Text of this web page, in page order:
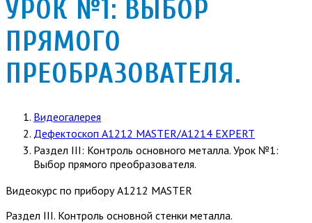
УРОК №1: ВЫБОР
ПРЯМОГО
ПРЕОБРАЗОВАТЕЛЯ.
Видеогалерея
Дефектоскоп A1212 MASTER/A1214 EXPERT
Раздел III: Контроль основного металла. Урок №1:
Выбор прямого преобразователя.
Видеокурс по прибору A1212 MASTER
Раздел III. Контроль основной стенки металла.